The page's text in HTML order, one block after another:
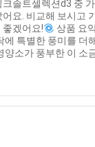
솔트셀렉션d3 중
요. 비교해 보시고
좋겠어요!
상품 요
에 특별한 풍미를 더
양소가 풍부한 이 소